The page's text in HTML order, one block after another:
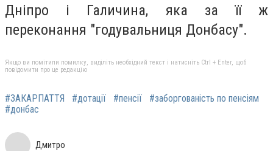
Дніпро і Галичина, яка за її ж
переконання "годувальниця Донбасу".
Якщо ви помітили помилку, виділіть необхідний текст і натисніть Ctrl + Enter, щоб
повідомити про це редакцію
#ЗАКАРПАТТЯ #дотації #пенсії
#заборгованість по пенсіям
#донбас
Дмитро